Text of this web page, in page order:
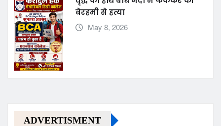
वृद्ध का हाथ बांध नदी में फेंककर की
बेरहमी से हत्या